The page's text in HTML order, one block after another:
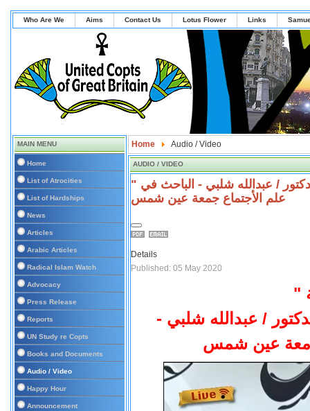
Who Are We Aims Contact Us Lotus Flower Links
MAIN MENU
Home
List of Atrocities
List of Hardships
News
Articles
Arabic Articles
Radical Islam Watch
Advocacy
Press Release
Reports
UN Study re Copts
Books and Documents
Audio / Video
Happy Hour
Announcement
Home Audio / Video
AUDIO / VIDEO
" قضايا ساخنة " مع القس / رفعت فكري و ضيفه الدكتور / عبدالله شلبي - الباحث في
علم الأجتماع جمعة عين شمس
Details
Published: 05 May 2020
"
/ عبدالله شلبي -
عين شمس